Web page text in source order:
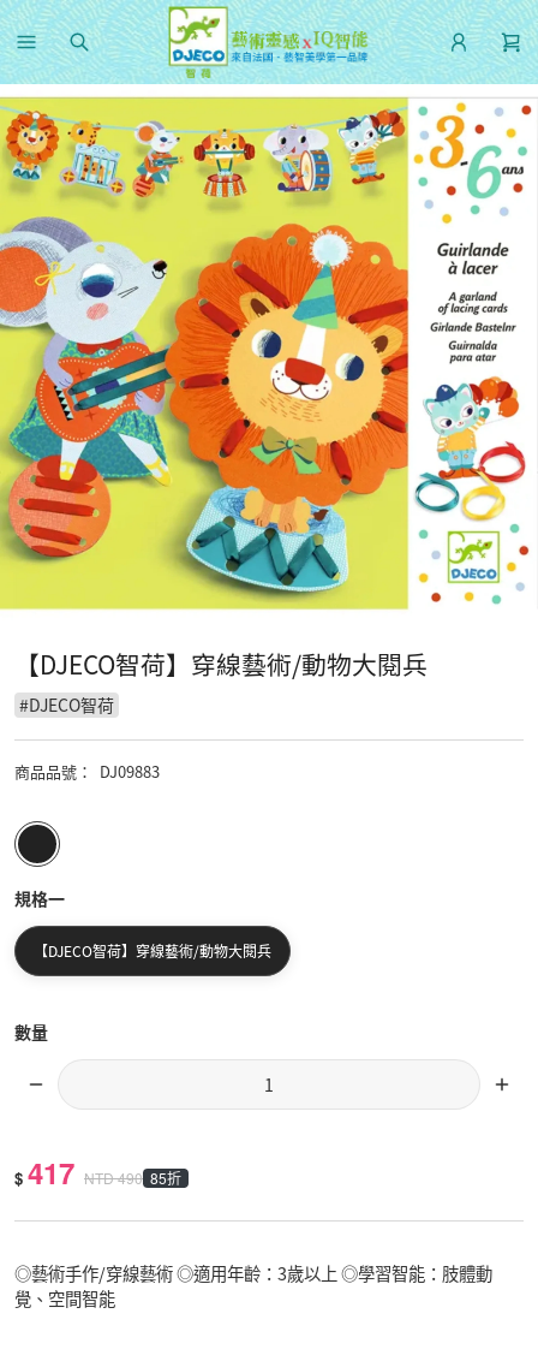
【DJECO智荷】穿線藝術/動物大閱兵
#DJECO智荷
商品品號 ： DJ09883
規格一
【DJECO智荷】穿線藝術/動物大閱兵
數量
$ 417 NTD490 85折
◎藝術手作/穿線藝術 ◎適用年齡：3歲以上 ◎學習智能：肢體動
覺、空間智能